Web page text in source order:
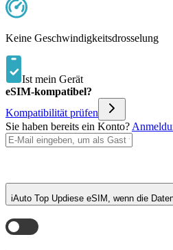
Keine Geschwindigkeitsdrosselung
Ist mein Gerät
eSIM-kompatibel?
Kompatibilität prüfen
Sie haben bereits ein Konto?
iAuto Top Updiese eSIM, wenn die